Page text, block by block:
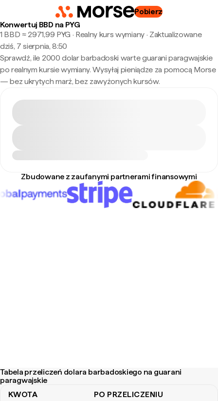
Pobierz
Konwertuj BBD na PYG
1 BBD ≈ 2971,99 PYG · Realny kurs wymiany· Zaktualizowane
dziś, 7 sierpnia, 8:50
Sprawdź, ile 2000 dolar barbadoski warte guarani paragwajskie
po realnym kursie wymiany. Wysyłaj pieniądze za pomocą Morse
— bez ukrytych marż, bez zawyżonych kursów.
Zbudowane z zaufanymi partnerami finansowymi
Tabela przeliczeń dolara barbadoskiego na guarani
paragwajskie
KWOTA PO PRZELICZENIU